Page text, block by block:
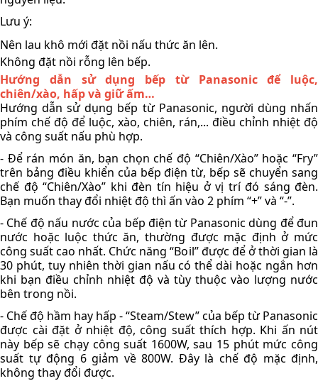
Lưu ý:
Nên lau khô mới đặt nồi nấu thức ăn lên.
Không đặt nồi rỗng lên bếp.
Hướng dẫn sử dụng bếp từ Panasonic để luộc,
chiên/xào, hấp và giữ ấm…
Hướng dẫn sử dụng bếp từ Panasonic, người dùng nhấn
phím chế độ để luộc, xào, chiên, rán,... điều chỉnh nhiệt độ
và công suất nấu phù hợp.
- Để rán món ăn, bạn chọn chế độ “Chiên/Xào” hoặc “Fry”
trên bảng điều khiển của bếp điện từ, bếp sẽ chuyển sang
chế độ “Chiên/Xào” khi đèn tín hiệu ở vị trí đó sáng đèn.
Bạn muốn thay đổi nhiệt độ thì ấn vào 2 phím “+” và “-”.
- Chế độ nấu nước của bếp điện từ Panasonic dùng để đun
nước hoặc luộc thức ăn, thường được mặc định ở mức
công suất cao nhất. Chức năng “Boil” được để ở thời gian là
30 phút, tuy nhiên thời gian nấu có thể dài hoặc ngắn hơn
khi bạn điều chỉnh nhiệt độ và tùy thuộc vào lượng nước
bên trong nồi.
- Chế độ hầm hay hấp - “Steam/Stew” của bếp từ Panasonic
được cài đặt ở nhiệt độ, công suất thích hợp. Khi ấn nút
này bếp sẽ chạy công suất 1600W, sau 15 phút mức công
suất tự động 6 giảm về 800W. Đây là chế độ mặc định,
không thay đổi được.